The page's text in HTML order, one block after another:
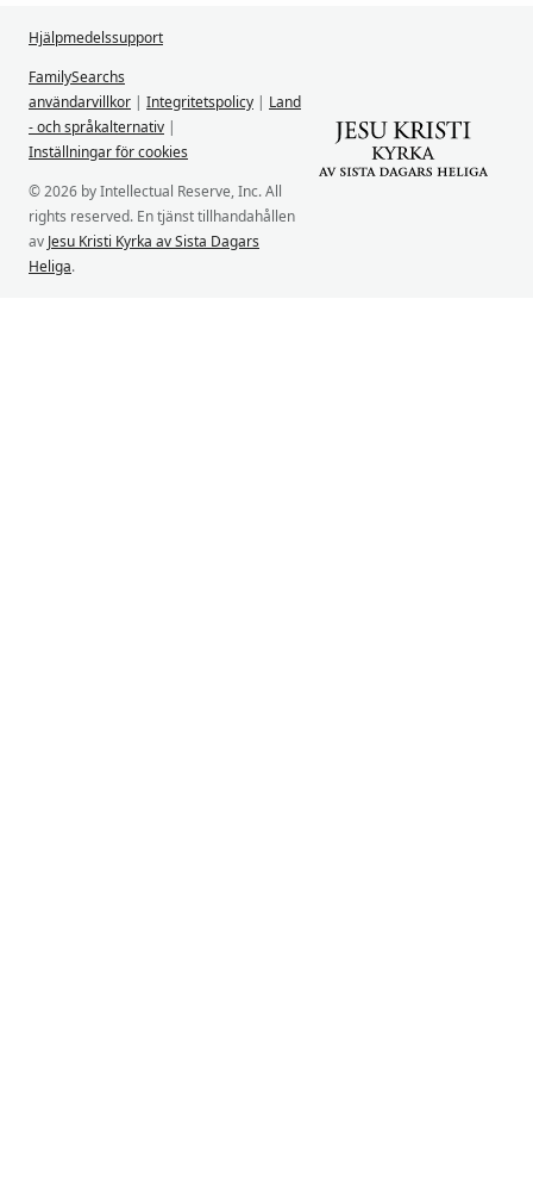
Hjälpmedelssupport
FamilySearchs
användarvillkor | Integritetspolicy | Land
- och språkalternativ |
Inställningar för cookies
© 2026 by Intellectual Reserve, Inc. All
rights reserved. En tjänst tillhandahållen
av Jesu Kristi Kyrka av Sista Dagars
Heliga.